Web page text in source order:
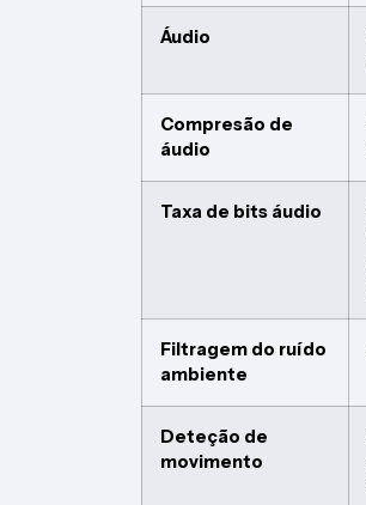
Áudio
Compresão de
áudio
Taxa de bits áudio
Filtragem do ruído
ambiente
Deteção de
movimento